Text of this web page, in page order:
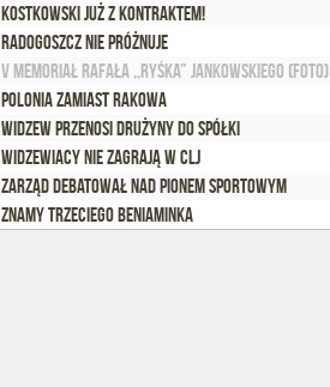
Kostkowski już z kontraktem!
Radogoszcz nie próżnuje
V Memoriał Rafała ,,Ryśka” Jankowskiego (foto)
Polonia zamiast Rakowa
Widzew przenosi drużyny do spółki
Widzewiacy nie zagrają w CLJ
Zarząd debatował nad pionem sportowym
Znamy trzeciego beniaminka